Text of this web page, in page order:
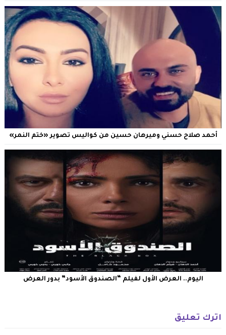
أحمد صلاح حسني وميرهان حسين من كواليس تصوير «ختم النمر»
اليوم.. العرض الأول لفيلم “الصندوق الأسود” بدور العرض
اترك تعليق